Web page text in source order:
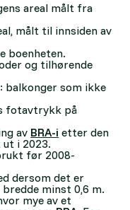
areal målt fra
målt til innsiden av
boenheten.
og tilhørende
balkonger som ikke
fotavtrykk på
av BRA-i etter den
ut i 2023.
før 2008-
dersom det er
minst 0,6 m.
mye av et